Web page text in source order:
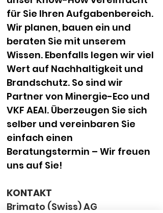
für Sie Ihren Aufgabenbereich.
Wir planen, bauen ein und
beraten Sie mit unserem
Wissen. Ebenfalls legen wir viel
Wert auf Nachhaltigkeit und
Brandschutz. So sind wir
Partner von Minergie-Eco und
VKF AEAI. Überzeugen Sie sich
selber und vereinbaren Sie
einfach einen
Beratungstermin – Wir freuen
uns auf Sie!
KONTAKT
Brimato (Swiss) AG